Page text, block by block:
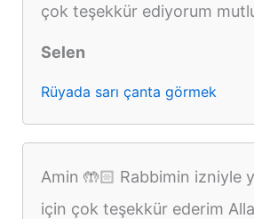
çok teşekkür ediyorum
Selen
Rüyada sarı çanta görmek
Amin 🤲🏻 Rabbimin izniyle
için çok teşekkür ederim